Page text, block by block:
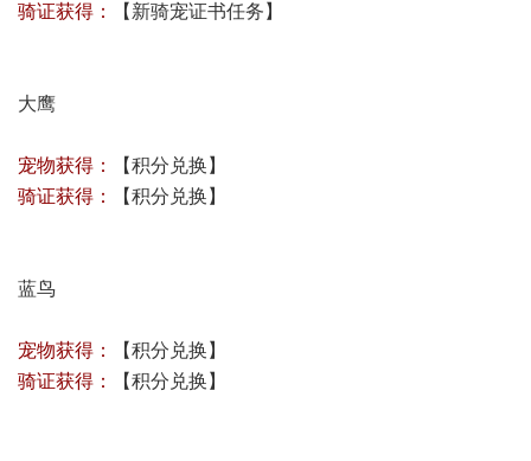
骑证获得：
【 新骑宠证书任务 】
大鹰
宠物获得：
【积分兑换】
骑证获得：
【积分兑换】
蓝鸟
宠物获得：
【积分兑换】
骑证获得：
【积分兑换】